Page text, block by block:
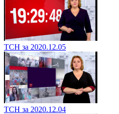
ТСН за 2020.12.05
ТСН за 2020.12.04